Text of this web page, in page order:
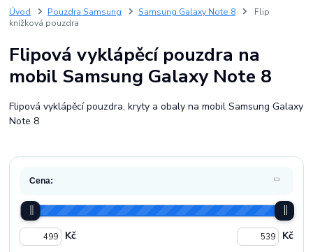
Úvod Pouzdra Samsung Samsung Galaxy Note 8
Flip
knížková pouzdra
Flipová vyklápěcí pouzdra na
mobil Samsung Galaxy Note 8
Flipová vyklápěcí pouzdra, kryty a obaly na mobil Samsung Galaxy
Note 8
Cena:
Kč Kč